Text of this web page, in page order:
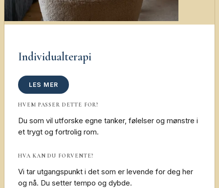
Individualterapi
LES MER
HVEM PASSER DETTE FOR?
Du som vil utforske egne tanker, følelser og mønstre i
et trygt og fortrolig rom.
HVA KAN DU FORVENTE?
Vi tar utgangspunkt i det som er levende for deg her
og nå. Du setter tempo og dybde.